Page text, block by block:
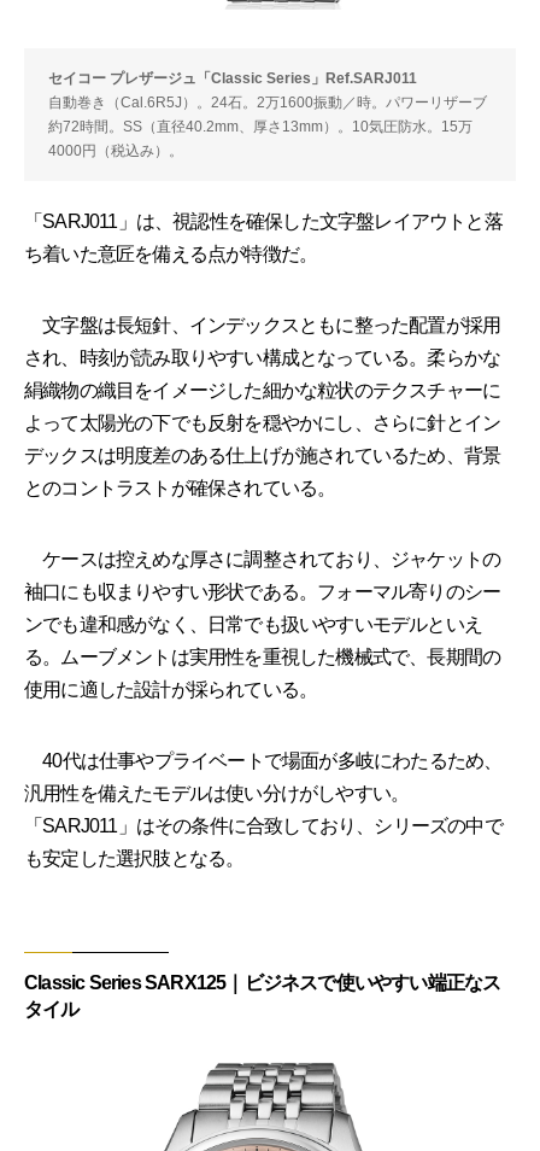
セイコー プレザージュ「Classic Series」Ref.SARJ011
自動巻き（Cal.6R5J）。24石。2万1600振動／時。パワーリザーブ
約72時間。SS（直径40.2mm、厚さ13mm）。10気圧防水。15万
4000円（税込み）。
「SARJ011」は、視認性を確保した文字盤レイアウトと落
ち着いた意匠を備える点が特徴だ。
文字盤は長短針、インデックスともに整った配置が採用
され、時刻が読み取りやすい構成となっている。柔らかな
絹織物の織目をイメージした細かな粒状のテクスチャーに
よって太陽光の下でも反射を穏やかにし、さらに針とイン
デックスは明度差のある仕上げが施されているため、背景
とのコントラストが確保されている。
ケースは控えめな厚さに調整されており、ジャケットの
袖口にも収まりやすい形状である。フォーマル寄りのシー
ンでも違和感がなく、日常でも扱いやすいモデルといえ
る。ムーブメントは実用性を重視した機械式で、長期間の
使用に適した設計が採られている。
40代は仕事やプライベートで場面が多岐にわたるため、
汎用性を備えたモデルは使い分けがしやすい。
「SARJ011」はその条件に合致しており、シリーズの中で
も安定した選択肢となる。
Classic Series SARX125｜ビジネスで使いやすい端正なス
タイル